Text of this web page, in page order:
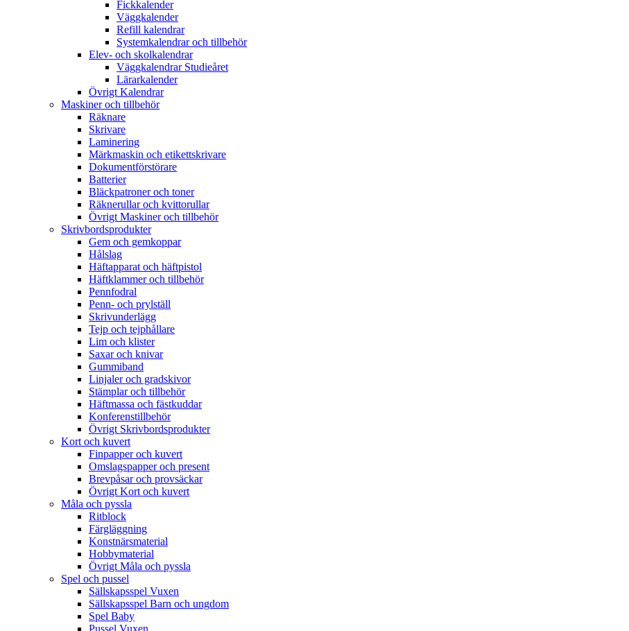
Fickkalender
Väggkalender
Refill kalendrar
Systemkalendrar och tillbehör
Elev- och skolkalendrar
Väggkalendrar Studieåret
Lärarkalender
Övrigt Kalendrar
Maskiner och tillbehör
Räknare
Skrivare
Laminering
Märkmaskin och etikettskrivare
Dokumentförstörare
Batterier
Bläckpatroner och toner
Räknerullar och kvittorullar
Övrigt Maskiner och tillbehör
Skrivbordsprodukter
Gem och gemkoppar
Hålslag
Häftapparat och häftpistol
Häftklammer och tillbehör
Pennfodral
Penn- och prylställ
Skrivunderlägg
Tejp och tejphållare
Lim och klister
Saxar och knivar
Gummiband
Linjaler och gradskivor
Stämplar och tillbehör
Häftmassa och fästkuddar
Konferenstillbehör
Övrigt Skrivbordsprodukter
Kort och kuvert
Finpapper och kuvert
Omslagspapper och present
Brevpåsar och provsäckar
Övrigt Kort och kuvert
Måla och pyssla
Ritblock
Färgläggning
Konstnärsmaterial
Hobbymaterial
Övrigt Måla och pyssla
Spel och pussel
Sällskapsspel Vuxen
Sällskapsspel Barn och ungdom
Spel Baby
Pussel Vuxen